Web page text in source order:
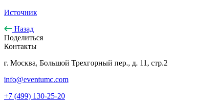
Источник
Назад
Поделиться
Контакты
г. Москва, Большой Трехгорный пер., д. 11, стр.2
info@eventumc.com
+7 (499) 130-25-20